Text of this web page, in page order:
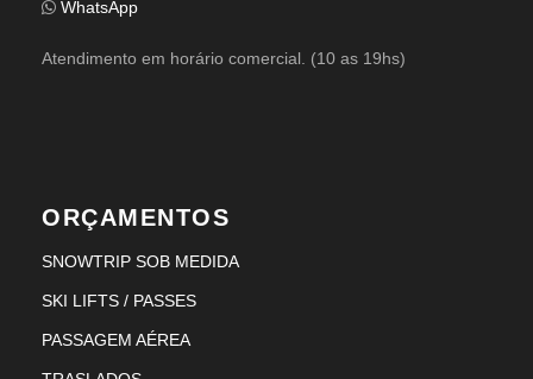
WhatsApp
Atendimento em horário comercial. (10 as 19hs)
ORÇAMENTOS
SNOWTRIP SOB MEDIDA
SKI LIFTS / PASSES
PASSAGEM AÉREA